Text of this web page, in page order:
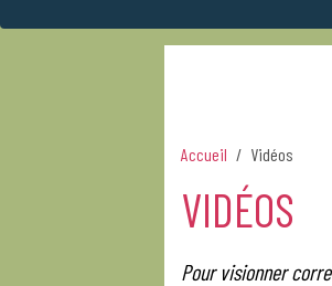
Accueil Vidéos
VIDÉOS
Pour visionner